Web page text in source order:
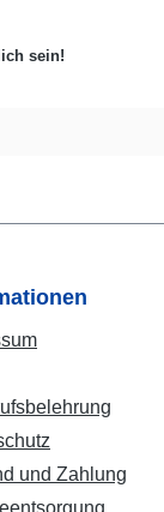
sein!
und Zahlung